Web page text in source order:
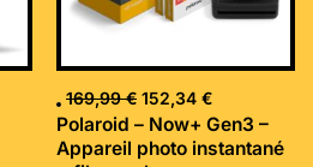
169,99€ 152,34 €
Polaroid – Now+ Gen3 –
Appareil photo instantané